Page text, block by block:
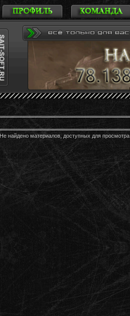
Не найдено материалов, доступных для просмотра